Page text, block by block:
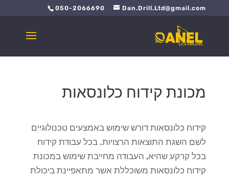
050-2066690 Dan.Drill.Ltd@gmail.com
מכונת קידוח כלונסאות
קידוח כלונסאות דורש שימוש באמצעים טכנולוגיים
לשם השגת התוצאות הרצויות. בכל עבודת קידוח
בכל קרקע שהיא, העבודה מחייבת שימוש במכונת
קידוח כלונסאות משוכללת אשר מתאפיינת ביכולת